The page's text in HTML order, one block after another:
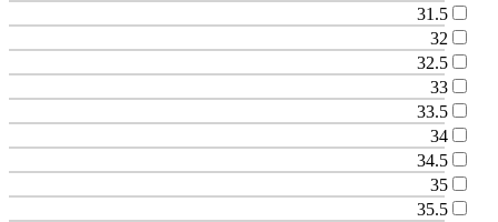
31.5
32
32.5
33
33.5
34
34.5
35
35.5